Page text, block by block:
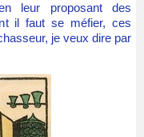
leur proposant des
il faut se méfier, ces
je veux dire par